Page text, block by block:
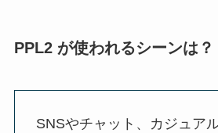
PPL2 が使われるシーンは？
SNSやチャット、カジュア